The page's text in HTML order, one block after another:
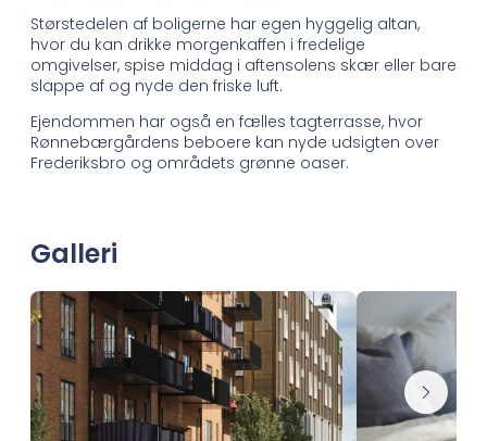
Størstedelen af boligerne har egen hyggelig altan,
hvor du kan drikke morgenkaffen i fredelige
omgivelser, spise middag i aftensolens skær eller bare
slappe af og nyde den friske luft.
Ejendommen har også en fælles tagterrasse, hvor
Rønnebærgårdens beboere kan nyde udsigten over
Frederiksbro og områdets grønne oaser.
Galleri